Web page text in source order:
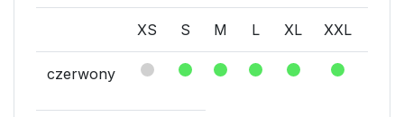
XS S M L XL XXL
czerwony